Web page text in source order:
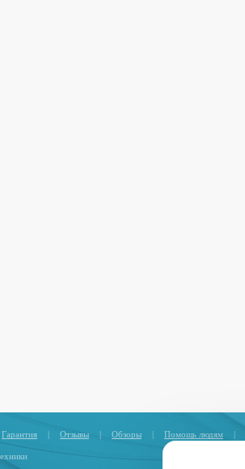
Гарантия | Отзывы | Обзоры | Помощь людям |